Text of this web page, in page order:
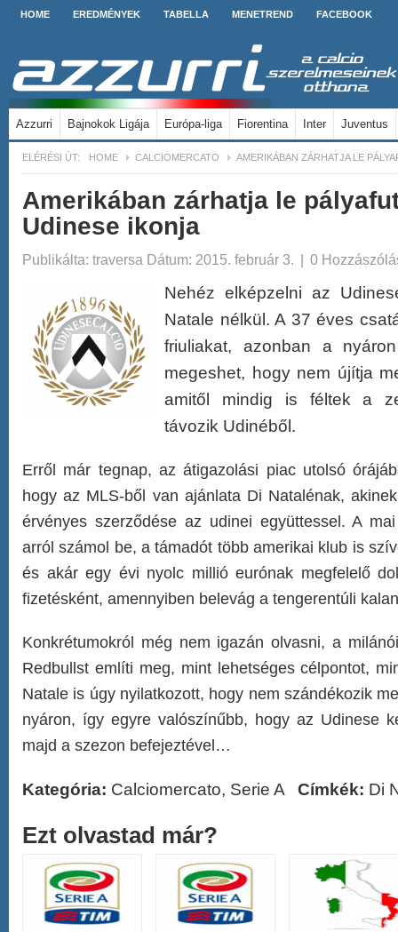
HOME EREDMÉNYEK TABELLA MENETREND FACEBOOK
Azzurri Bajnokok Ligája Európa-liga Fiorentina Inter Juventus
ELÉRÉSI ÚT: HOME CALCIOMERCATO AMERIKÁBAN ZÁRHATJA LE
Amerikában zárhatja le
Udinese ikonja
Publikálta: traversa Dátum: 2015. február 3. | 0
Nehéz elképzelni az
Natale nélkül. A 37 éves
friuliakat, azonban a
megeshet, hogy nem újítja
amitől mindig is féltek a
távozik Udinéből.
Erről már tegnap, az átigazolási piac utolsó
hogy az MLS-ből van ajánlata Di Natalénak,
érvényes szerződése az udinei együttessel. A
arról számol be, a támadót több amerikai klub is
és akár egy évi nyolc millió eurónak megfelelő
fizetésként, amennyiben belevág a tengerentúli
Konkrétumokról még nem igazán olvasni, a
Redbullst említi meg, mint lehetséges célpontot,
Natale is úgy nyilatkozott, hogy nem szándékozik
nyáron, így egyre valószínűbb, hogy az Udinese
majd a szezon befejeztével…
Kategória: Calciomercato, Serie A Címkék: Di
Ezt olvastad már?